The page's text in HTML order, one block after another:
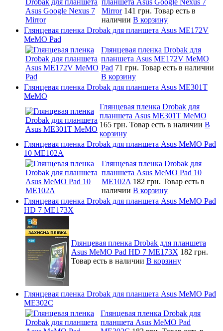
Mirror 141 грн. Товар есть в
наличии В корзину
Глянцевая пленка Drobak для планшета Asus ME172V
MeMO Pad
Глянцевая пленка Drobak для
планшета Asus ME172V MeMO
Pad 71 грн. Товар есть в наличии
В корзину
Глянцевая пленка Drobak для планшета Asus ME301T
MeMO
Глянцевая пленка Drobak для
планшета Asus ME301T MeMO
165 грн. Товар есть в наличии В
корзину
Глянцевая пленка Drobak для планшета Asus MeMO Pad
10 ME102A
Глянцевая пленка Drobak для
планшета Asus MeMO Pad 10
ME102A 182 грн. Товар есть в
наличии В корзину
Глянцевая пленка Drobak для планшета Asus MeMO Pad
HD 7 ME173X
Глянцевая пленка Drobak для планшета
Asus MeMO Pad HD 7 ME173X 182 грн.
Товар есть в наличии В корзину
Глянцевая пленка Drobak для планшета Asus MeMO Pad
ME302C
Глянцевая пленка Drobak для
планшета Asus MeMO Pad